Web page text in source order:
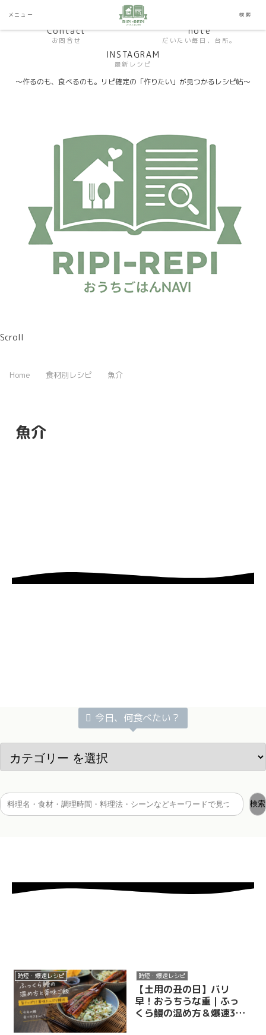
〜作るのも、食べるのも。リピ確定の「作りたい」が見つかるレシピ帖〜
Scroll
Contact
お問合せ
note
だいたい毎日、台所。
INSTAGRAM
最新レシピ
Home 食材別レシピ 魚介
魚介
今日、何食べたい？
検索
時短・爆速レシピ 時短・爆速レシピ
【土用の丑の日】バリ
早！おうちうな重｜ふっ
くら鰻の温め方＆爆速3分
メニュー 検索